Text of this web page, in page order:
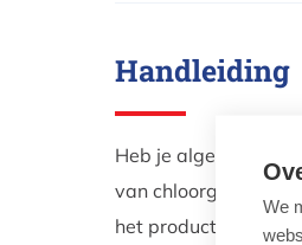
Handleiding
Heb je algen in je
van chloorgranulaat.
het product toevoegt.
We